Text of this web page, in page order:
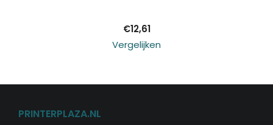
€12,61
Vergelijken
PRINTERPLAZA.NL